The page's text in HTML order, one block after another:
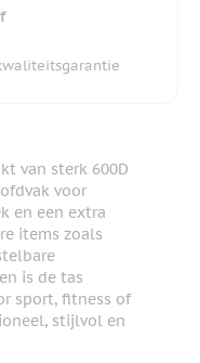
van sterk 600D
voor
en een extra
items zoals
is de tas
sport, fitness of
stijlvol en